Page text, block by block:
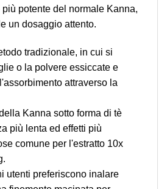
potente del normale Kanna,
un dosaggio attento.
tradizionale, in cui si
o la polvere essiccate e
attraverso la
Kanna sotto forma di tè
più lenta ed effetti più
comune per l'estratto 10x
utenti preferiscono inalare